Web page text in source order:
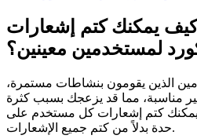
كيف يمكنك كتم إشعارات
لمستخدمين معينين؟
الذين يقومون بنشاطات مستمرة،
مناسبة، مما قد يزعجك بسبب كثرة
كتم إشعارات كل مستخدم على
حدة بدلاً من كتم جميع الإشعارات.